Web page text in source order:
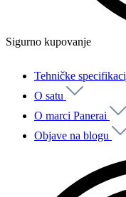
Sigurno kupovanje
Tehničke
O satu
O marci Panerai
Objave na blogu